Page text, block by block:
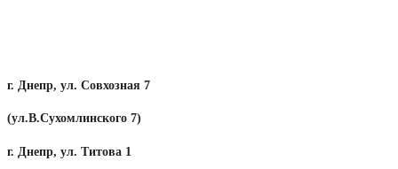
г. Днепр, ул. Совхозная 7
(ул.В.Сухомлинского 7)
г. Днепр, ул. Титова 1